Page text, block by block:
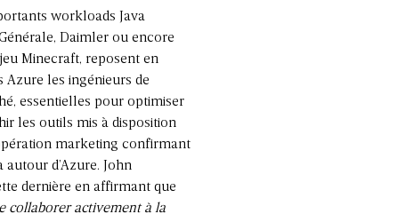
workloads Java
Daimler ou encore
Minecraft, reposent en
Azure les ingénieurs de
essentielles pour optimiser
les outils mis à disposition
marketing confirmant
d’Azure. John
dernière en affirmant que
collaborer activement à la